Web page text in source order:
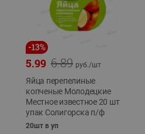
-13%
6.89
5.99 руб./шт
Яйца перепелиные
копченые Молодецкие
Местное известное 20 шт
упак Солигорска п/ф
20шт в уп